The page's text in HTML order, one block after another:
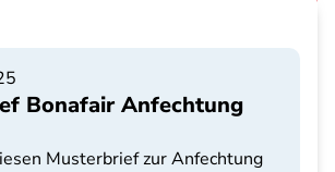
Bonafair Anfechtung
Musterbrief zur Anfechtung